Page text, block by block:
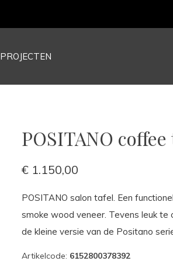
PROJECTEN
POSITANO
€ 1.150,00
POSITANO salon tafel. Een
smoke wood veneer. Tevens leuk te
de kleine versie van de Positano
Artikelcode: 6152800378392